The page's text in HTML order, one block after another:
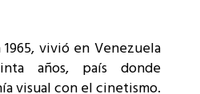
vivió en Venezuela
años, país donde
visual con el cinetismo.